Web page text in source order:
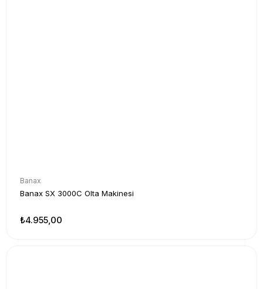
Banax
Banax SX 3000C Olta Makinesi
₺4.955,00